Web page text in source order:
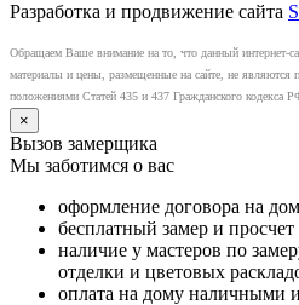
Разработка и продвижение сайта
Обращаем Ваше внимание на то, что данный интернет-
материалы и цены, размещенные на сайте, не являются
положениями Статей 435 и 437 Гражданского кодекса
×
Вызов замерщика
Мы заботимся о вас
оформление договора на
бесплатный замер и просчет
наличие у мастеров по
отделки и цветовых
оплата на дому наличными